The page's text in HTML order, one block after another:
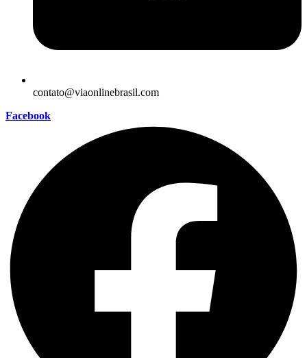
contato@viaonlinebrasil.com
Facebook